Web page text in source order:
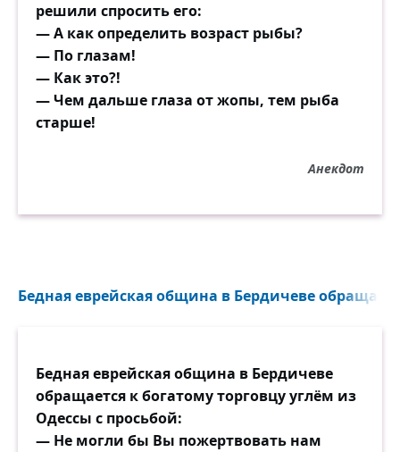
решили спросить его:
— А как определить возраст рыбы?
— По глазам!
— Как это?!
— Чем дальше глаза от жопы, тем рыба
старше!
Анекдот
Бедная еврейская община в Бердичеве
Бедная еврейская община в Бердичеве
обращается к богатому торговцу углём из
Одессы с просьбой:
— Не могли бы Вы пожертвовать нам